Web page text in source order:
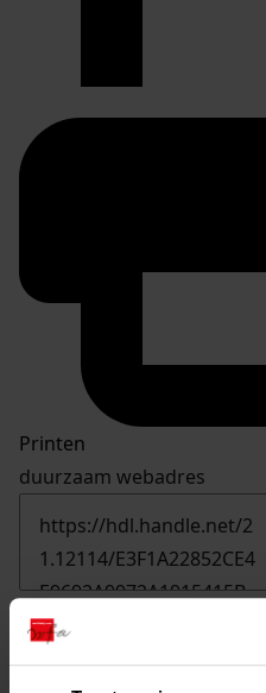
Printen
duurzaam webadres
Inventaris
0001 - 1000